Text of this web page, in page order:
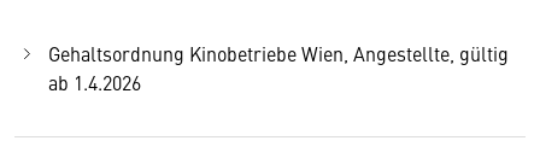
Gehaltsordnung Kinobetriebe Wien, Angestellte, gültig
ab 1.4.2026